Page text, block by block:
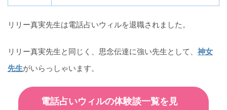
リリー真実先生は電話占いウィルを退職されました。
リリー真実先生と同じく、思念伝達に強い先生として、 神女
先生がいらっしゃいます。
電話占いウィルの体験談一覧を見